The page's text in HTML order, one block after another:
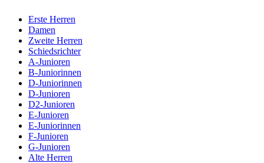
Erste Herren
Damen
Zweite Herren
Schiedsrichter
A-Junioren
B-Juniorinnen
D-Juniorinnen
D-Junioren
D2-Junioren
E-Junioren
E-Juniorinnen
F-Junioren
G-Junioren
Alte Herren